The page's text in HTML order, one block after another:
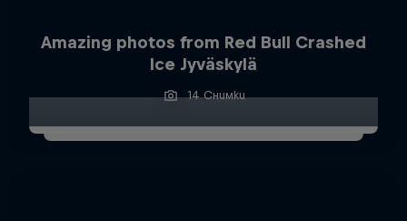
Amazing photos from Red Bull Crashed
Ice Jyväskylä
14 Снимки